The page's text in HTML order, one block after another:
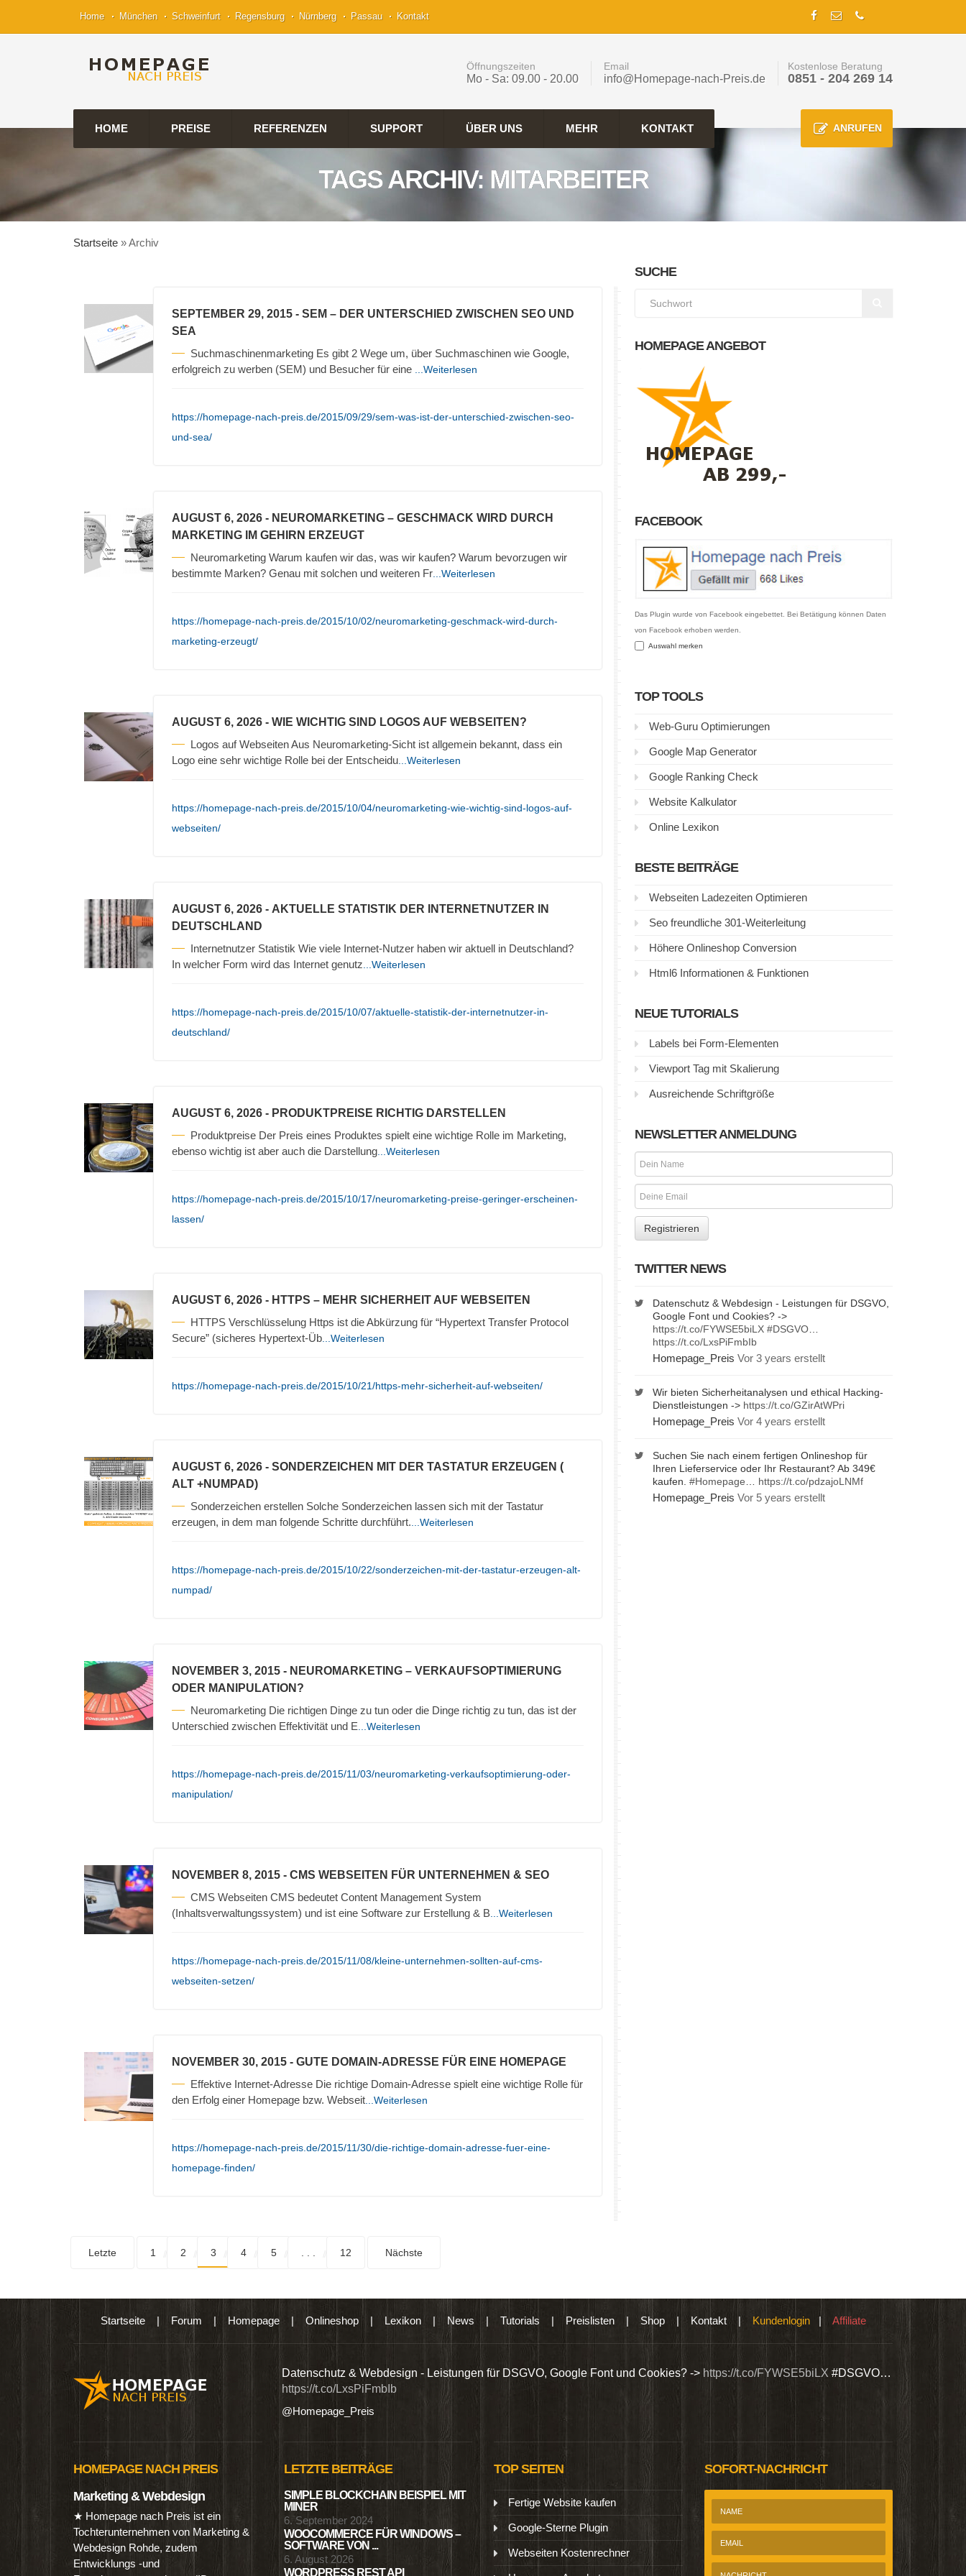
Home München Schweinfurt Regensburg Nürnberg Passau Kontakt
Öffnungszeiten
Mo - Sa: 09.00 - 20.00
Email
info@Homepage-nach-Preis.de
Kostenlose Beratung
0851 - 204 269 14
HOME PREISE REFERENZEN SUPPORT ÜBER UNS MEHR KONTAKT ANRUFEN
TAGS ARCHIV: MITARBEITER
Startseite »Archiv
SEPTEMBER 29, 2015 - SEM – DER UNTERSCHIED ZWISCHEN SEO UND
SEA
Suchmaschinenmarketing Es gibt 2 Wege um, über Suchmaschinen wie Google,
erfolgreich zu werben (SEM) und Besucher für eine
...Weiterlesen
https://homepage-nach-preis.de/2015/09/29/sem-was-ist-der-unterschied-zwischen-seo-
und-sea/
AUGUST 6, 2026 - NEUROMARKETING – GESCHMACK WIRD DURCH
MARKETING IM GEHIRN ERZEUGT
Neuromarketing Warum kaufen wir das, was wir kaufen? Warum bevorzugen wir
bestimmte Marken? Genau mit solchen und weiteren Fr ...Weiterlesen
https://homepage-nach-preis.de/2015/10/02/neuromarketing-geschmack-wird-durch-
marketing-erzeugt/
AUGUST 6, 2026 - WIE WICHTIG SIND LOGOS AUF WEBSEITEN?
Logos auf Webseiten Aus Neuromarketing-Sicht ist allgemein bekannt, dass ein
Logo eine sehr wichtige Rolle bei der Entscheidu ...Weiterlesen
https://homepage-nach-preis.de/2015/10/04/neuromarketing-wie-wichtig-sind-logos-auf-
webseiten/
AUGUST 6, 2026 - AKTUELLE STATISTIK DER INTERNETNUTZER IN
DEUTSCHLAND
Internetnutzer Statistik Wie viele Internet-Nutzer haben wir aktuell in Deutschland?
In welcher Form wird das Internet genutz ...Weiterlesen
https://homepage-nach-preis.de/2015/10/07/aktuelle-statistik-der-internetnutzer-in-
deutschland/
AUGUST 6, 2026 - PRODUKTPREISE RICHTIG DARSTELLEN
Produktpreise Der Preis eines Produktes spielt eine wichtige Rolle im Marketing,
ebenso wichtig ist aber auch die Darstellung ...Weiterlesen
https://homepage-nach-preis.de/2015/10/17/neuromarketing-preise-geringer-erscheinen-
lassen/
AUGUST 6, 2026 - HTTPS – MEHR SICHERHEIT AUF WEBSEITEN
HTTPS Verschlüsselung Https ist die Abkürzung für “Hypertext Transfer Protocol
Secure” (sicheres Hypertext-Üb ...Weiterlesen
https://homepage-nach-preis.de/2015/10/21/https-mehr-sicherheit-auf-webseiten/
AUGUST 6, 2026 - SONDERZEICHEN MIT DER TASTATUR ERZEUGEN (
ALT +NUMPAD)
Sonderzeichen erstellen Solche Sonderzeichen lassen sich mit der Tastatur
erzeugen, in dem man folgende Schritte durchführt. ...Weiterlesen
https://homepage-nach-preis.de/2015/10/22/sonderzeichen-mit-der-tastatur-erzeugen-alt-
numpad/
NOVEMBER 3, 2015 - NEUROMARKETING – VERKAUFSOPTIMIERUNG
ODER MANIPULATION?
Neuromarketing Die richtigen Dinge zu tun oder die Dinge richtig zu tun, das ist der
Unterschied zwischen Effektivität und E ...Weiterlesen
https://homepage-nach-preis.de/2015/11/03/neuromarketing-verkaufsoptimierung-oder-
manipulation/
NOVEMBER 8, 2015 - CMS WEBSEITEN FÜR UNTERNEHMEN & SEO
CMS Webseiten CMS bedeutet Content Management System
(Inhaltsverwaltungssystem) und ist eine Software zur Erstellung & B ...Weiterlesen
https://homepage-nach-preis.de/2015/11/08/kleine-unternehmen-sollten-auf-cms-
webseiten-setzen/
NOVEMBER 30, 2015 - GUTE DOMAIN-ADRESSE FÜR EINE HOMEPAGE
Effektive Internet-Adresse Die richtige Domain-Adresse spielt eine wichtige Rolle für
den Erfolg einer Homepage bzw. Webseit ...Weiterlesen
https://homepage-nach-preis.de/2015/11/30/die-richtige-domain-adresse-fuer-eine-
homepage-finden/
Letzte 1 2 3 4 5 12 Nächste
SUCHE
HOMEPAGE ANGEBOT
FACEBOOK
Das Plugin wurde von Facebook eingebettet. Bei Betätigung können Daten
von Facebook erhoben werden.
Auswahl merken
TOP TOOLS
Web-Guru Optimierungen
Google Map Generator
Google Ranking Check
Website Kalkulator
Online Lexikon
BESTE BEITRÄGE
Webseiten Ladezeiten Optimieren
Seo freundliche 301-Weiterleitung
Höhere Onlineshop Conversion
Html6 Informationen & Funktionen
NEUE TUTORIALS
Labels bei Form-Elementen
Viewport Tag mit Skalierung
Ausreichende Schriftgröße
NEWSLETTER ANMELDUNG
TWITTER NEWS
Datenschutz & Webdesign - Leistungen für DSGVO,
Google Font und Cookies? ->
https://t.co/FYWSE5biLX #DSGVO…
https://t.co/LxsPiFmbIb
Homepage_Preis Vor 3 years erstellt
Wir bieten Sicherheitanalysen und ethical Hacking-
Dienstleistungen -> https://t.co/GZirAtWPri
Homepage_Preis Vor 4 years erstellt
Suchen Sie nach einem fertigen Onlineshop für
Ihren Lieferservice oder Ihr Restaurant? Ab 349€
kaufen. #Homepage https://t.co/pdzajoLNMf
Homepage_Preis Vor 5 years erstellt
Startseite| Forum | Homepage| Onlineshop| Lexikon| News | Tutorials | Preislisten| Shop| Kontakt| Kundenlogin| Affiliate
Produkten wie Ebooks & DVDs.… Datenschutz & Webdesign - Leistungen für DSGVO, Google Font und Cookies? -> https://t.co/FYWSE5biLX #DSGVO…
https://t.co/LxsPiFmbIb
@Homepage_Preis
Wir bieten
HOMEPAGE NACH PREIS
Marketing & Webdesign
★ Homepage nach Preis ist ein
Tochterunternehmen von Marketing &
Webdesign Rohde, zudem
Entwicklungs -und
LETZTE BEITRÄGE
SIMPLE BLOCKCHAIN BEISPIEL MIT
MINER
6. September 2024
WOOCOMMERCE FÜR WINDOWS –
SOFTWARE VON ...
6. August 2026
WORDPRESS REST API
TOP SEITEN
Fertige Website kaufen
Google-Sterne Plugin
Webseiten Kostenrechner
SOFORT-NACHRICHT